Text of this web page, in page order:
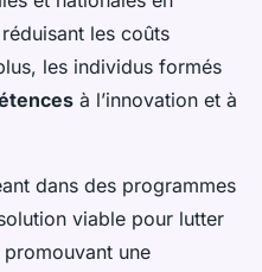
les coûts
les individus formés
à l’innovation et à
dans des programmes
viable pour lutter
une